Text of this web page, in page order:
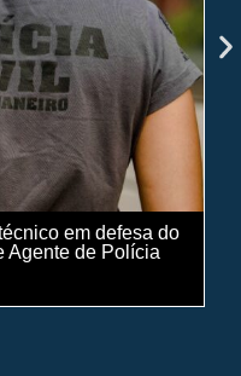
em defesa do
Agente de Polícia